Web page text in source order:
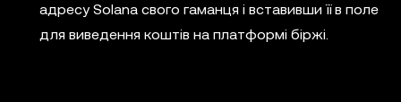
адресу Solana свого гаманця і вставивши її в поле
для виведення коштів на платформі біржі.